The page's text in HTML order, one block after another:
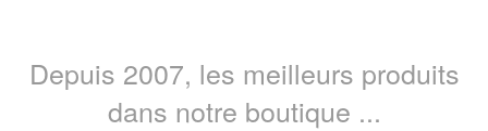
Depuis 2007, les meilleurs produits
dans notre boutique ...